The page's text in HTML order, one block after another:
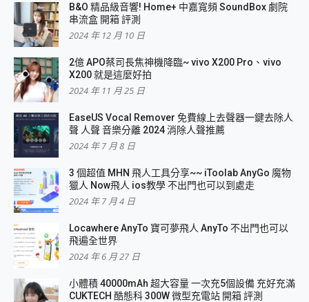
B&O 精品級音響! Home+ 中嘉寬頻 SoundBox 劇院
串流盒 開箱 評測
2024 年 12 月 10 日
2億 APO蔡司長焦神機降臨~ vivo X200 Pro、vivo
X200 就是這麼好拍
2024 年 11 月 25 日
EaseUS Vocal Remover 免費線上去聲器一鍵去除人
聲 人聲 音樂分離 2024 消除人聲推薦
2024 年 7 月 8 日
3 個超值 MHN 飛人工具分享~~ iToolab AnyGo 魔物
獵人 Now飛人 ios教學 不出門也可以到處走
2024 年 7 月 4 日
Locawhere AnyTo 寶可夢飛人 AnyTo 不出門也可以
飛遍全世界
2024 年 6 月 27 日
小體積 40000mAh 超大容量 一次充5個設備 充好充滿
CUKTECH 酷態科 300W 微型充電站 開箱 評測